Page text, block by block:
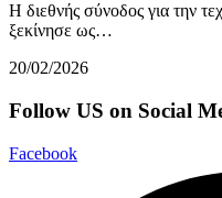
Η διεθνής σύνοδος για την
ξεκίνησε ως…
20/02/2026
Follow US on Social
Facebook